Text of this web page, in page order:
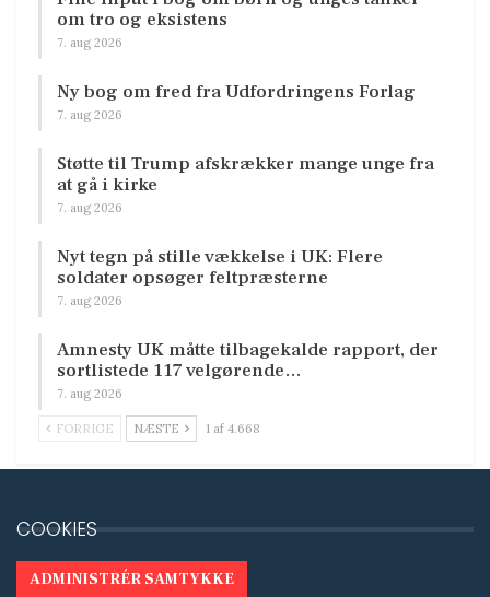
om tro og eksistens
7. aug 2026
Ny bog om fred fra Udfordringens Forlag
7. aug 2026
Støtte til Trump afskrækker mange unge fra
at gå i kirke
7. aug 2026
Nyt tegn på stille vækkelse i UK: Flere
soldater opsøger feltpræsterne
7. aug 2026
Amnesty UK måtte tilbagekalde rapport, der
sortlistede 117 velgørende…
7. aug 2026
FORRIGE NÆSTE 1 af 4.668
COOKIES
ADMINISTRÉR SAMTYKKE